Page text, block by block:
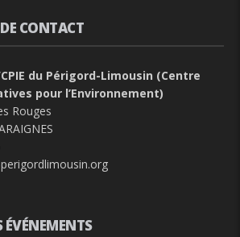
CONTACT
du Périgord-Limousin (Centre
pour l’Environnement)
Rouges
ÉVÉNEMENTS